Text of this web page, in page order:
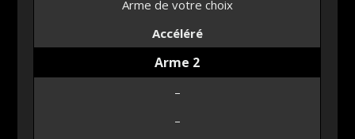
Arme de votre choix
Accéléré
Arme 2
–
–